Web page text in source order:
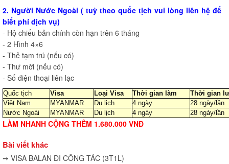
2. Người Nước Ngoài ( tuỳ theo quốc tịch vui lòng liên hệ để
biết phí dịch vụ)
- Hộ chiếu bản chính còn hạn trên 6 tháng
- 2 Hình 4×6
- Thẻ tạm trú (nếu có)
- Thư mời (nếu có)
- Số điện thoại liên lạc
Quốc tịch Visa Loại Visa Thời gian làm
Thời gian
Việt Nam
MYANMAR Du lịch 4 ngày
28 ngày/lần
Nước Ngoài
MYANMAR Du lịch 4 ngày 28 ngày/lần
LÀM NHANH CỘNG THÊM 1.680.000 VNĐ
Bài viết khác
➙ VISA BALAN ĐI CÔNG TÁC (3T1L)